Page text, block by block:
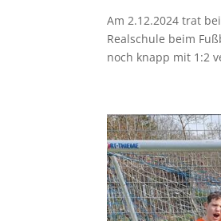
Am 2.12.2024 trat
Realschule beim
noch knapp mit 1:2